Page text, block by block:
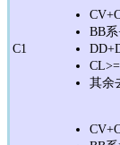
C1
BB
其余